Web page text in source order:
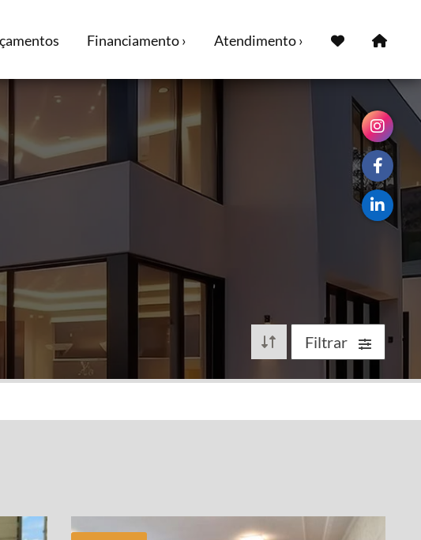
Financiamento › Atendimento ›
Filtrar